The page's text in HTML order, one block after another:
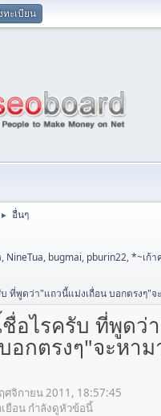
ทะเบียน
► อื่นๆ
, NineTua, bugmai, pburin22,*~เก้า
บ ที่พูดว่า"แถวนี้แม่งเถื่อน บอกตรงๆ"
ชื่อไรครับ ที่พูดว่
อกตรงๆ"จะหาม
ศจิกายน 2011, 18:57:45
ยือน กำลังดูหัวข้อนี้